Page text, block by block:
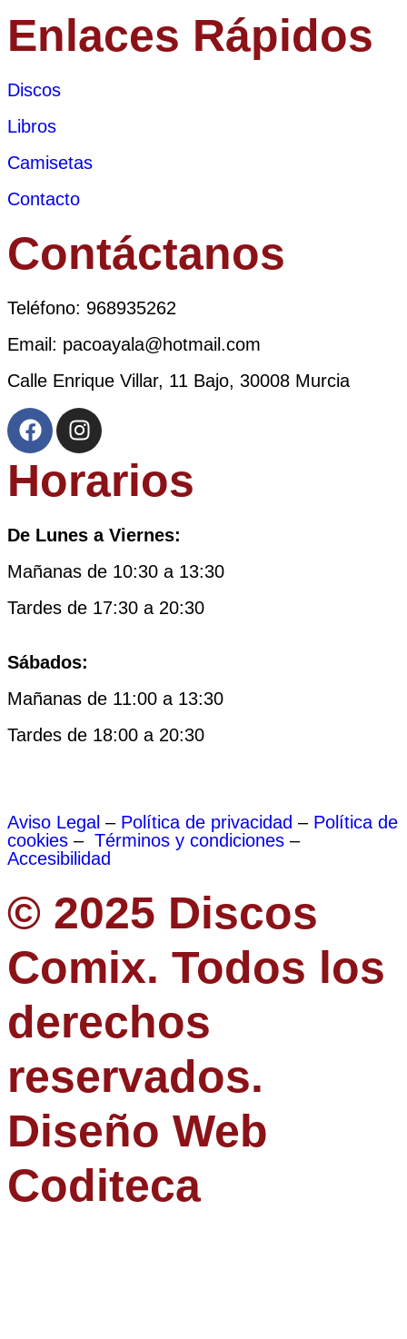
Enlaces Rápidos
Discos
Libros
Camisetas
Contacto
Contáctanos
Teléfono: 968935262
Email: pacoayala@hotmail.com
Calle Enrique Villar, 11 Bajo, 30008 Murcia
Horarios
De Lunes a Viernes:
Mañanas de 10:30 a 13:30
Tardes de 17:30 a 20:30
Sábados:
Mañanas de 11:00 a 13:30
Tardes de 18:00 a 20:30
Aviso Legal – Política de privacidad – Política de
cookies – Términos y condiciones –
Accesibilidad
© 2025 Discos
Comix. Todos los
derechos
reservados.
Diseño Web
Coditeca